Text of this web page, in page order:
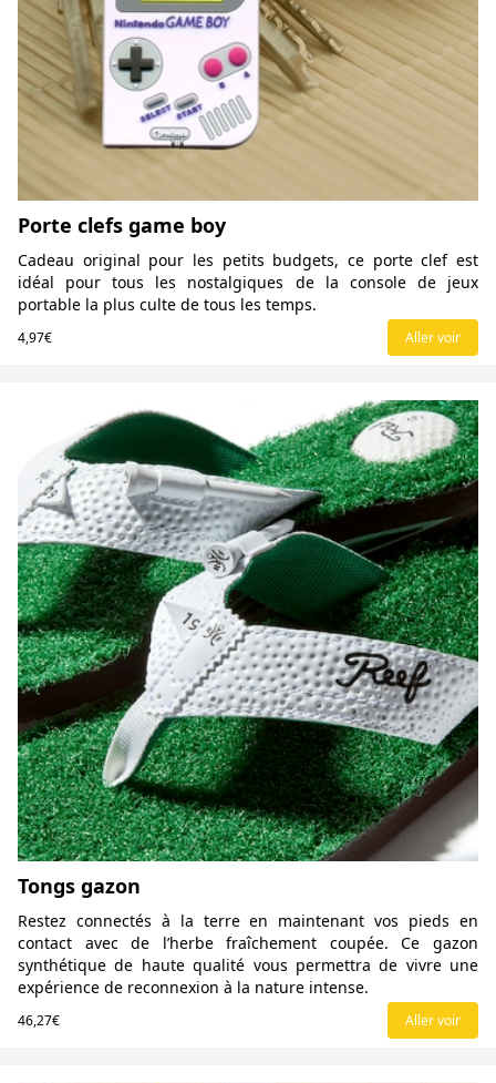
Porte clefs game boy
Cadeau original pour les petits budgets, ce porte clef est
idéal pour tous les nostalgiques de la console de jeux
portable la plus culte de tous les temps.
4,97€ Aller voir
Tongs gazon
Restez connectés à la terre en maintenant vos pieds en
contact avec de l’herbe fraîchement coupée. Ce gazon
synthétique de haute qualité vous permettra de vivre une
expérience de reconnexion à la nature intense.
46,27€ Aller voir